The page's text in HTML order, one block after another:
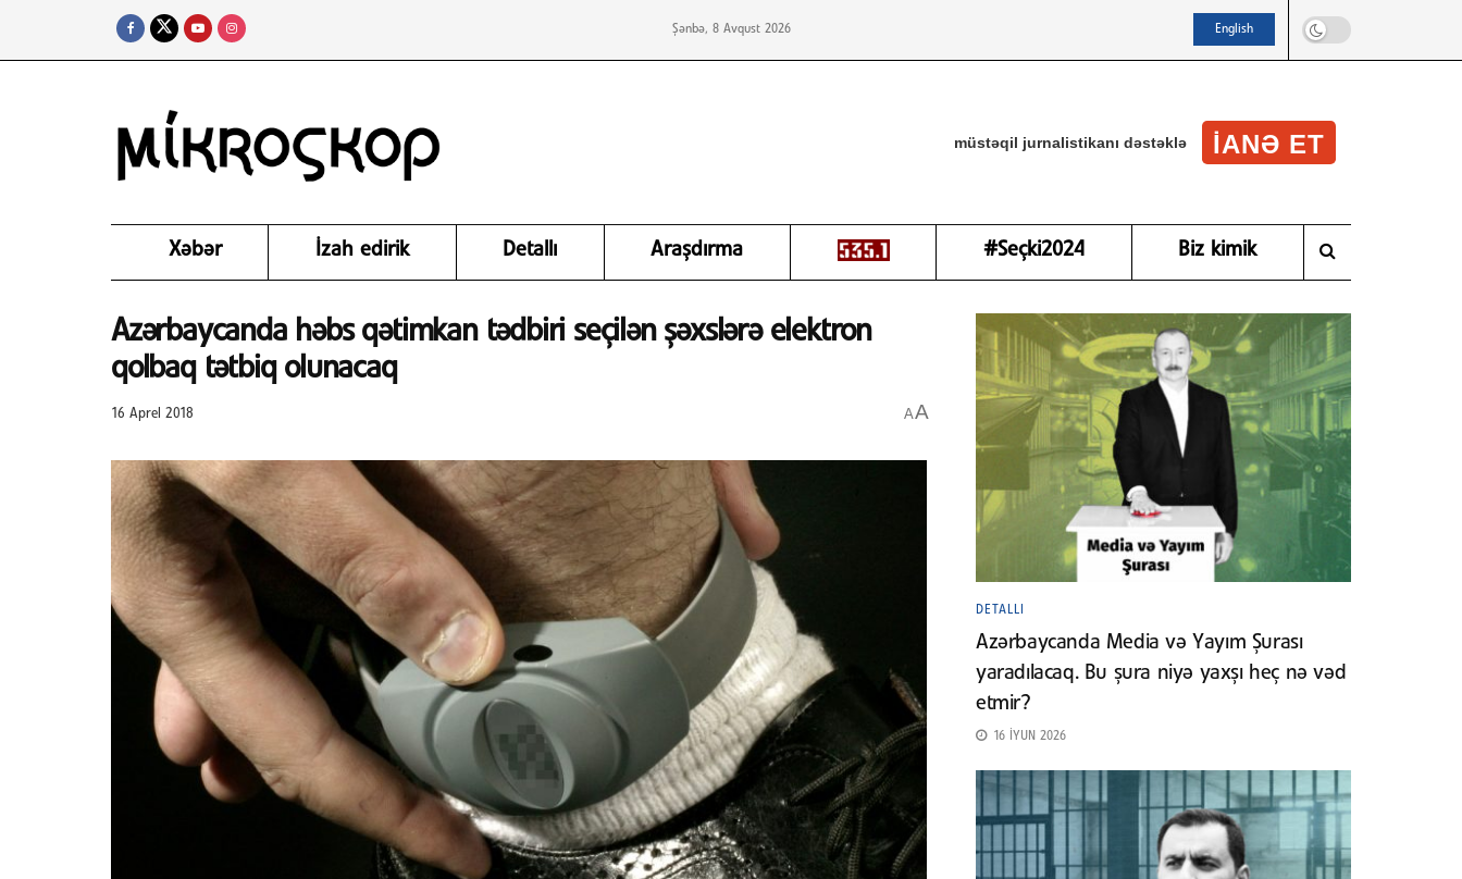
Şənbə, 8 Avqust 2026 English
müstəqil jurnalistikanı dəstəklə IANƏ ET
Xəbər İzah edirik Detallı Araşdırma #Seçki2024 Biz kimik
Azərbaycanda həbs qətimkan tədbiri seçilən şəxslərə elektron
qolbaq tətbiq olunacaq
16 Aprel 2018 AA
DETALLI
Azərbaycanda Media və Yayım Şurası
yaradılacaq. Bu şura niyə yaxşı heç nə vəd
etmir?
16 İYUN 2026